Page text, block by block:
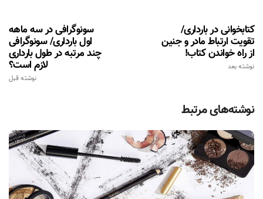
سونوگرافی در سه ماهه
اول بارداری/ سونوگرافی
چند مرتبه در طول بارداری
لازم است؟
نوشته قبل
کتابخوانی در بارداری/
تقویت ارتباط مادر و جنین
از راه خواندن کتاب!
نوشته بعد
نوشته‌های مرتبط